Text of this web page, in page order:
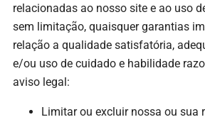
relacionadas ao nosso site e ao uso
sem limitação, quaisquer garantias
relação a qualidade satisfatória,
e/ou uso de cuidado e habilidade
aviso legal:
Limitar ou excluir nossa ou sua